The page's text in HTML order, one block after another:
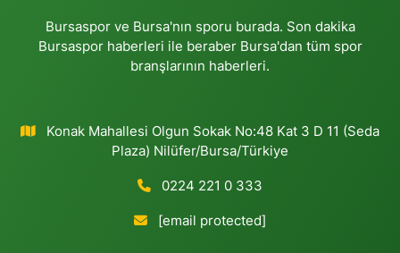
Bursaspor ve Bursa'nın sporu burada. Son dakika
Bursaspor haberleri ile beraber Bursa'dan tüm spor
branşlarının haberleri.
Konak Mahallesi Olgun Sokak No:48 Kat 3 D 11 (Seda
Plaza) Nilüfer/Bursa/Türkiye
0224 221 0 333
[email protected]